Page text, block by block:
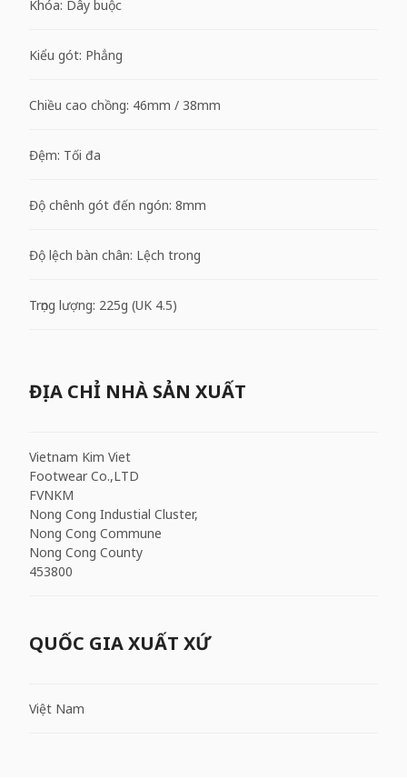
Khóa: Dây buộc
Kiểu gót: Phẳng
Chiều cao chồng: 46mm / 38mm
Đệm: Tối đa
Độ chênh gót đến ngón: 8mm
Độ lệch bàn chân: Lệch trong
Trọng lượng: 225g (UK 4.5)
ĐỊA CHỈ NHÀ SẢN XUẤT
Vietnam Kim Viet
Footwear Co.,LTD
FVNKM
Nong Cong Industial Cluster,
Nong Cong Commune
Nong Cong County
453800
QUỐC GIA XUẤT XỨ
Việt Nam